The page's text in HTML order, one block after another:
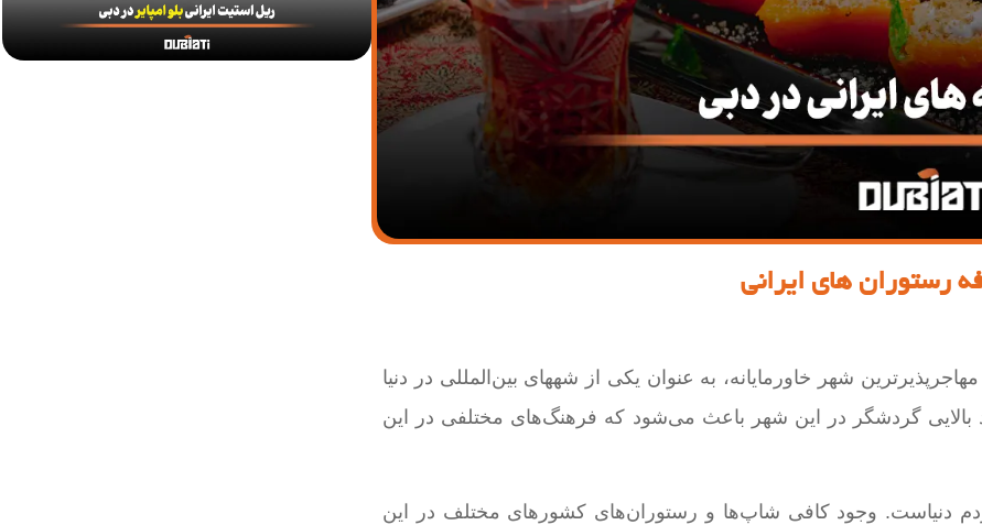
رستوران های ایرانی
شهر خاورمایانه، به عنوان یکی از شههای بین‌المللی در دنیا
گردشگر در این شهر باعث می‌شود که فرهنگ‌های مختلفی در این
دنیاست. وجود کافی شاپ‌ها و رستوران‌های کشورهای مختلف در این